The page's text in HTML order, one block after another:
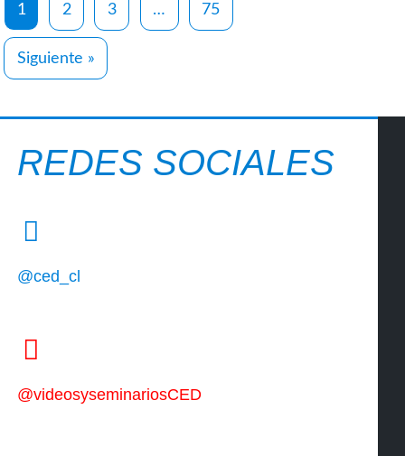
1 2 3 … 75
Siguiente »
REDES SOCIALES
@ced_cl
@videosyseminariosCED